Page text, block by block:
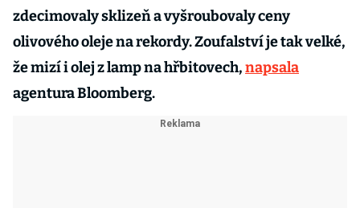
zdecimovaly sklizeň a vyšroubovaly ceny
olivového oleje na rekordy. Zoufalství je tak velké,
že mizí i olej z lamp na hřbitovech,napsala
agentura Bloomberg.